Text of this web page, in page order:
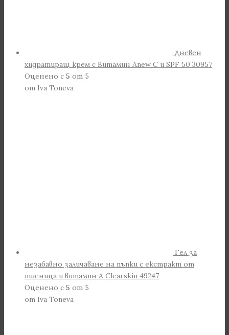
Дневен
хидратиращ крем с Витамин Anew С и SPF 50 30957
Оценено с 5 от 5
от Iva Toneva
Гел за
незабавно заличаване на пъпки с екстракт от
пшеница и витамин А Clearskin 49247
Оценено с 5 от 5
от Iva Toneva